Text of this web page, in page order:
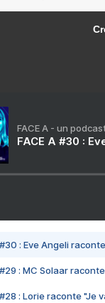
FACE A - un
FACE A #30 :
#30 : Eve Angeli
#29 : MC Solaar
#28 : Lorie raconte "Je